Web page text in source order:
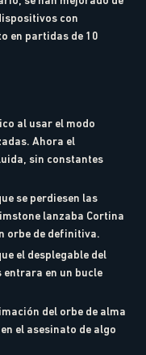
con
en partidas de 10
al usar el modo
Ahora el
sin constantes
se perdiesen las
lanzaba Cortina
orbe de definitiva.
el desplegable del
en un bucle
del orbe de alma
el asesinato de algo